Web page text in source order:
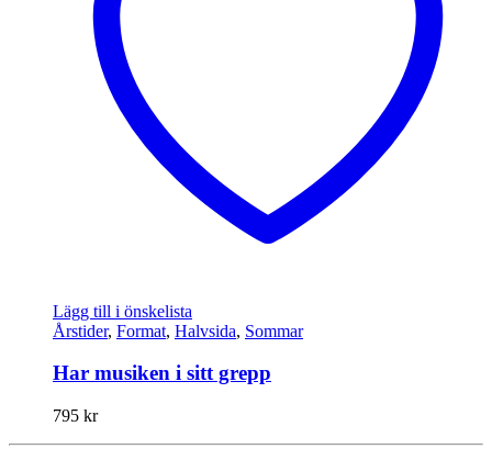
Lägg till i önskelista
Årstider, Format, Halvsida, Sommar
Har musiken i sitt grepp
795 kr